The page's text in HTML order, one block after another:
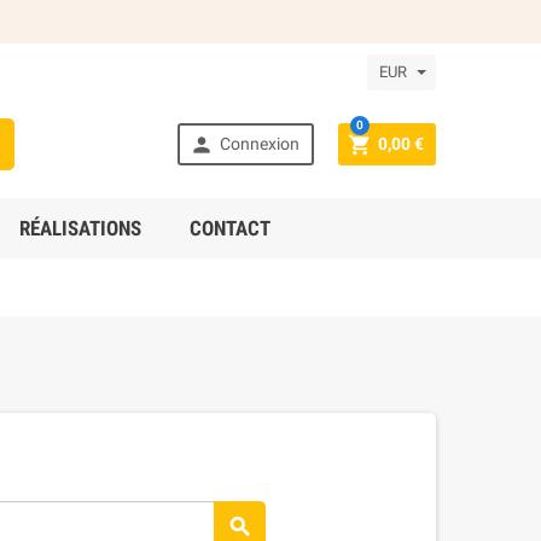
EUR
 Connexion  0,00 €
0
RÉALISATIONS CONTACT
